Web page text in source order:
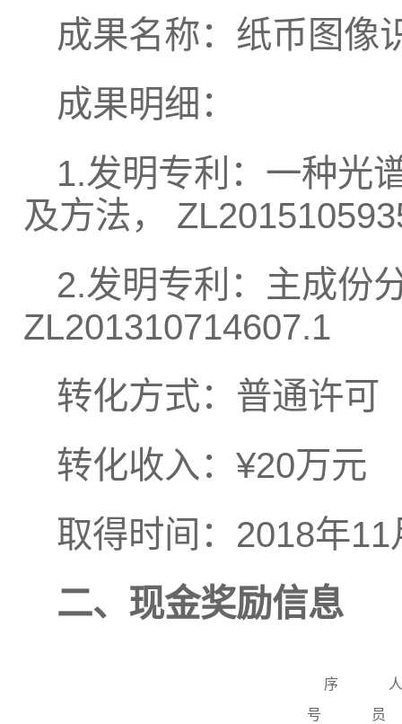
成果名称：纸币图像
成果明细：
1.发明专利：一种光
及方法，
2.发明专利：主成份
ZL201310714607.1
转化方式：普通许可
转化收入：¥20万元
取得时间：2018年11
二、现金奖励信息
序
号
人
员